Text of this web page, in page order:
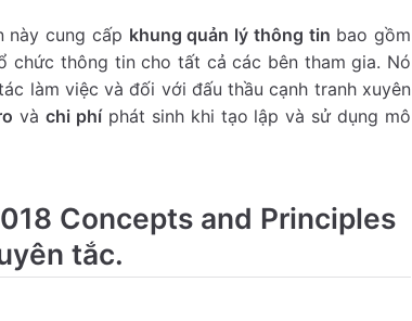
này cung cấp khung quản lý thông tin bao gồm
chức thông tin cho tất cả các bên tham gia. Nó
làm việc và đối với đấu thầu cạnh tranh xuyên
vàchi phíphát sinh khi tạo lập và sử dụng mô
Concepts and Principles
tắc.